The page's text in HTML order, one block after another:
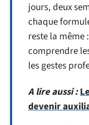
jours, deux
chaque
reste la même
comprendre
les gestes
A lire aussi :
devenir